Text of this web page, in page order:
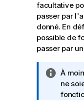
facultative
passer par
donné. En
possible de
passer par
N
o
t
À
ne